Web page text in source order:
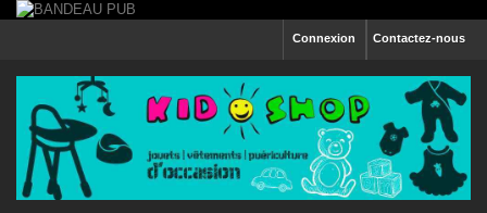
Contactez-nous
Connexion